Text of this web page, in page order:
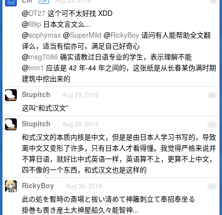
@DT27 这个可不太好找 XDD
@lll9p 日本文言文么...
@sophymax @SuperMild @RickyBoy 请问有人能帮助全文翻
译么，适当有偿亦可，满足自己好奇心
@msg7086 确实请教过日语专业的学生，表示理解不能
@imn1 应该是 42 年-44 年之间的，这张纸是从长春某伪满时期
建筑中挖出来的
10
Stupitch Aug 29, 2016
这叫“和式汉文”
11
Stupitch Aug 29, 2016
和式汉文的本质内核是中文，但是是由日本人学习书写的，导致
离中文又变形了许多，只有日本人才看得懂。我觉得严格来说并
不算日语，就好比中式英语一样，英语算不上，更算不上中文，
四不像的一个东西，和式汉文也是这样的
12
RickyBoy Aug 30, 2016
此の処を暫時の斎場と祓い清めて神籬刺立て奉招奉坐る
掛巻も畏き産土大神屋船久々能智神...